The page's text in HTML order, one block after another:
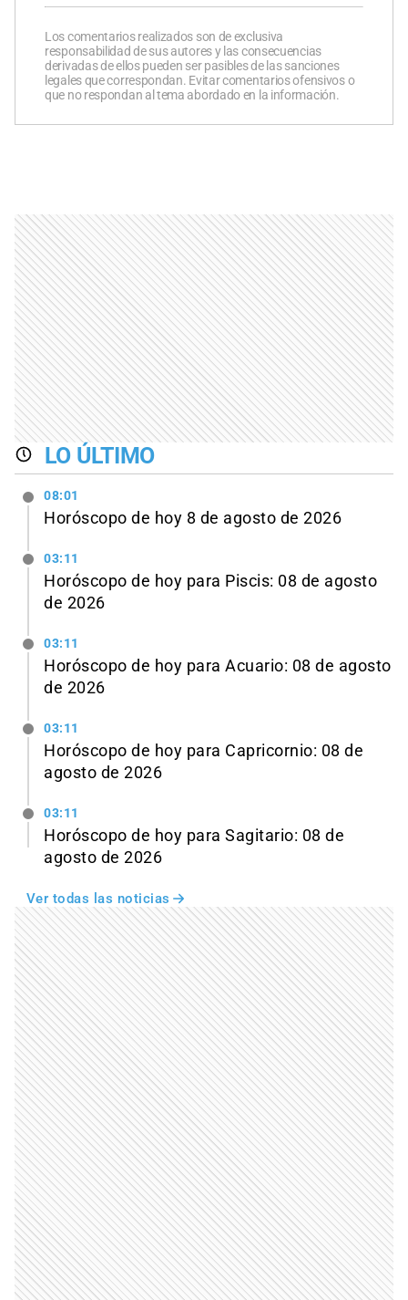
Los comentarios realizados son de exclusiva
responsabilidad de sus autores y las consecuencias
derivadas de ellos pueden ser pasibles de las sanciones
legales que correspondan. Evitar comentarios ofensivos o
que no respondan al tema abordado en la información.
LO ÚLTIMO
08:01
Horóscopo de hoy 8 de agosto de 2026
03:11
Horóscopo de hoy para Piscis: 08 de agosto
de 2026
03:11
Horóscopo de hoy para Acuario: 08 de agosto
de 2026
03:11
Horóscopo de hoy para Capricornio: 08 de
agosto de 2026
03:11
Horóscopo de hoy para Sagitario: 08 de
agosto de 2026
Ver todas las noticias